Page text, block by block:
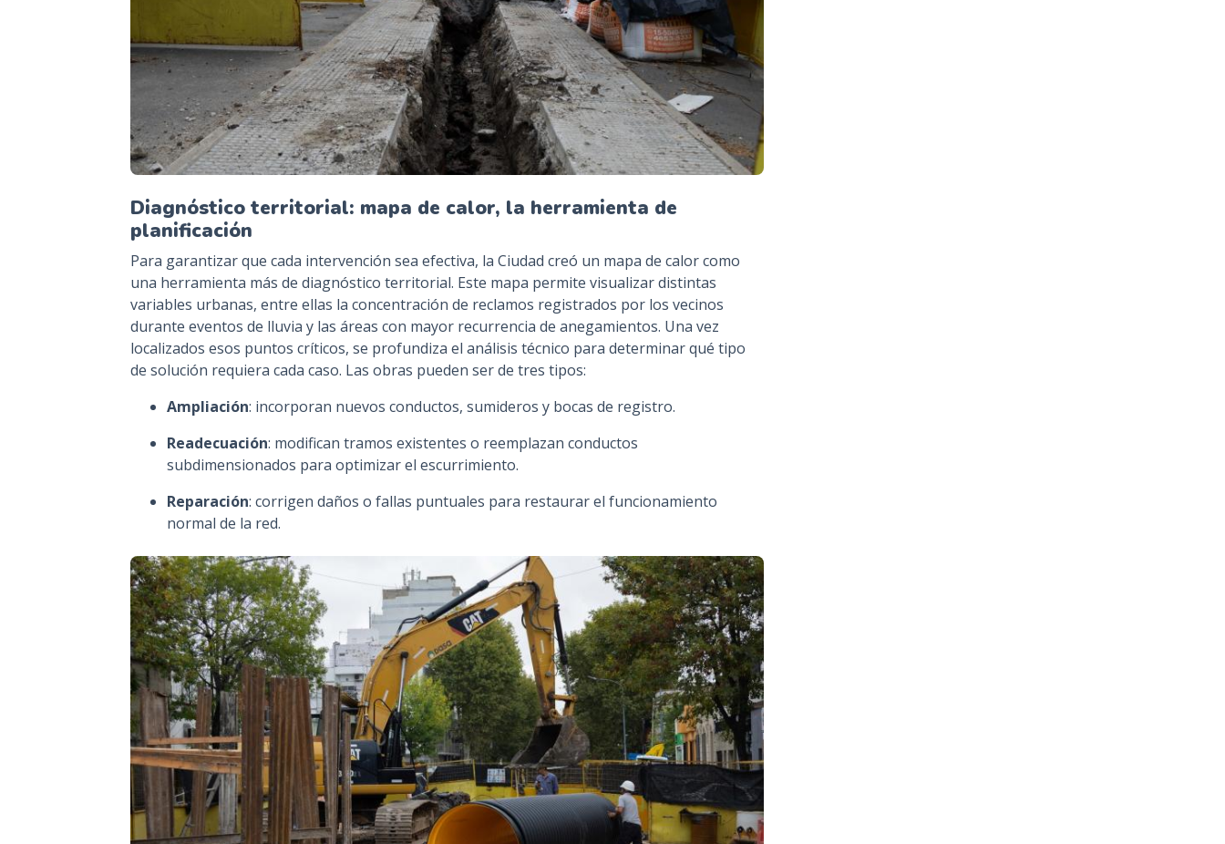
Diagnóstico territorial: mapa de calor, la herramienta de
planificación
Para garantizar que cada intervención sea efectiva, la Ciudad creó un mapa de calor como
una herramienta más de diagnóstico territorial. Este mapa permite visualizar distintas
variables urbanas, entre ellas la concentración de reclamos registrados por los vecinos
durante eventos de lluvia y las áreas con mayor recurrencia de anegamientos. Una vez
localizados esos puntos críticos, se profundiza el análisis técnico para determinar qué tipo
de solución requiera cada caso. Las obras pueden ser de tres tipos:
Ampliación: incorporan nuevos conductos, sumideros y bocas de registro.
Readecuación: modifican tramos existentes o reemplazan conductos
subdimensionados para optimizar el escurrimiento.
Reparación: corrigen daños o fallas puntuales para restaurar el funcionamiento
normal de la red.